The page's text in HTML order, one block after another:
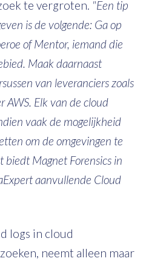
te vergroten. "Een tip
is de volgende: Ga op
of Mentor, iemand die
Maak daarnaast
van leveranciers zoals
AWS. Elk van de cloud
vaak de mogelijkheid
om de omgevingen te
biedt Magnet Forensics in
aanvullende Cloud
logs in cloud
neemt alleen maar